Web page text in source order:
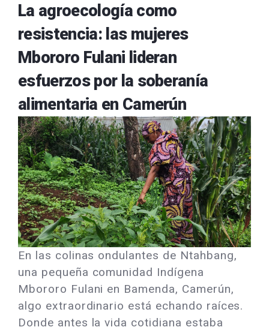
La agroecología como
resistencia: las mujeres
Mbororo Fulani lideran
esfuerzos por la soberanía
alimentaria en Camerún
En las colinas ondulantes de Ntahbang,
una pequeña comunidad Indígena
Mbororo Fulani en Bamenda, Camerún,
algo extraordinario está echando raíces.
Donde antes la vida cotidiana estaba